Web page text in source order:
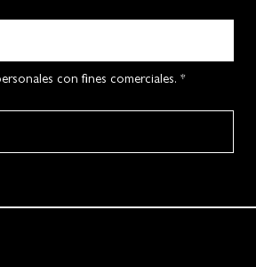
con fines comerciales. *